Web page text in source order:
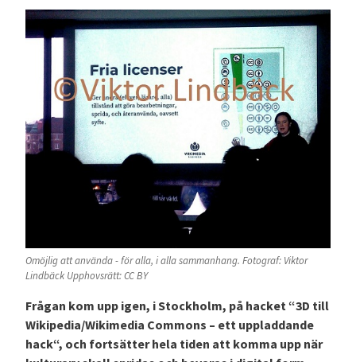
Omöjlig att använda - för alla, i alla sammanhang. Fotograf: Viktor
Lindbäck Upphovsrätt: CC BY
Frågan kom upp igen, i Stockholm, på hacket “3D till
Wikipedia/Wikimedia Commons – ett uppladdande
hack“, och fortsätter hela tiden att komma upp när